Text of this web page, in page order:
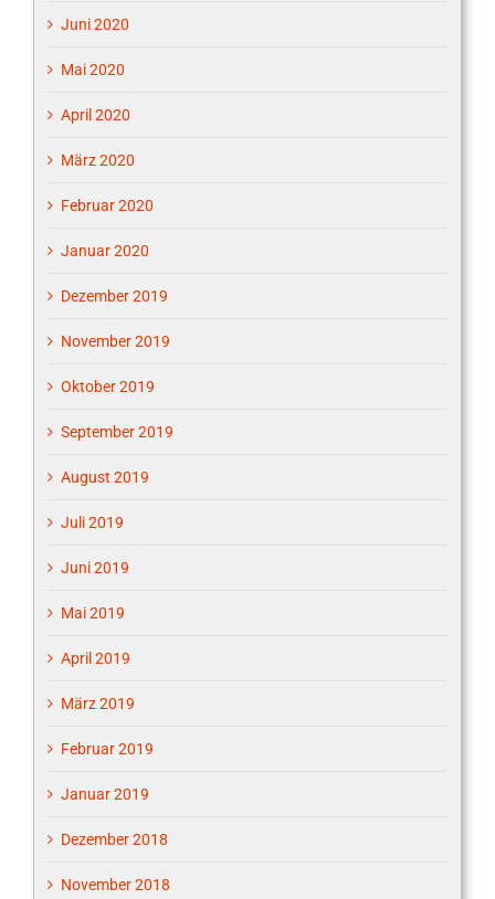
Juni 2020
Mai 2020
April 2020
März 2020
Februar 2020
Januar 2020
Dezember 2019
November 2019
Oktober 2019
September 2019
August 2019
Juli 2019
Juni 2019
Mai 2019
April 2019
März 2019
Februar 2019
Januar 2019
Dezember 2018
November 2018